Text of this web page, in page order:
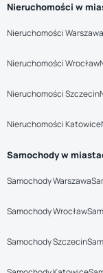
Nieruchomości w
Nieruchomości Warszawa
Nieruchomości Wrocław
Nieruchomości Szczecin
Nieruchomości Katowice
Samochody w
Samochody Warszawa
Samochody Wrocław
Samochody Szczecin